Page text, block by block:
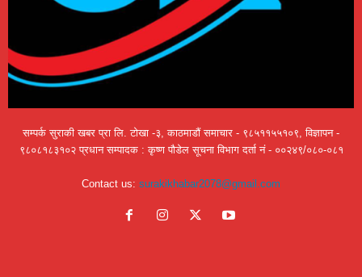
सम्पर्क सुराकी खबर प्रा लि. टोखा -३, काठमाडौं समाचार - ९८५११५५१०९, विज्ञापन -
९८०८१८३१०२ प्रधान सम्पादक : कृष्ण पौडेल सूचना विभाग दर्ता नं - ००२४९/०८०-०८१
Contact us: surakikhabar2078@gmail.com